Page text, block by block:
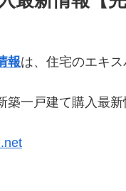
報は、住宅のエキス
築一戸建て購入最